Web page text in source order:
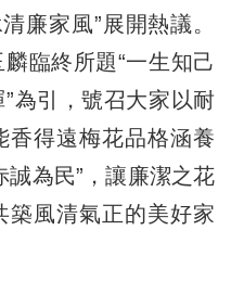
廉家風”展開熱議。
臨終所題“一生知己
為引，號召大家以耐
香得遠梅花品格涵養
誠為民”，讓廉潔之花
築風清氣正的美好家